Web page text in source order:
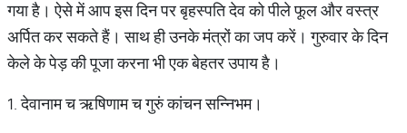
गया है। ऐसे में आप इस दिन पर बृहस्पति देव को पीले फूल और वस्त्र
अर्पित कर सकते हैं। साथ ही उनके मंत्रों का जप करें। गुरुवार के दिन
केले के पेड़ की पूजा करना भी एक बेहतर उपाय है।
1. देवानाम च ऋषिणाम च गुरुं कांचन सन्निभम।